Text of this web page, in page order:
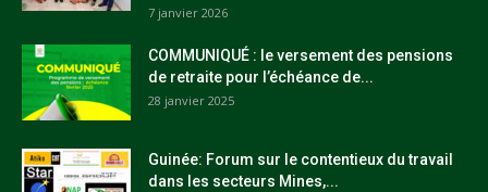
7 janvier 2026
COMMUNIQUÉ : le versement des pensions
de retraite pour l’échéance de...
28 janvier 2025
Guinée: Forum sur le contentieux du travail
dans les secteurs Mines,...